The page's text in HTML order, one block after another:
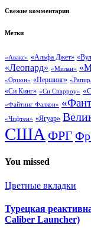
Свежие комментарии
Метки
«Авакс» «Альфа Джет»
«Леопард» «Милан»
«Орион» «Першинг»
«Си Кинг» «Си Спарроу»
«Файтинг Фалкон»
«Чифтен» «Ягуар»
США ФРГ
You missed
Цветные вкладки
Турецкая
Caliber Launcher)